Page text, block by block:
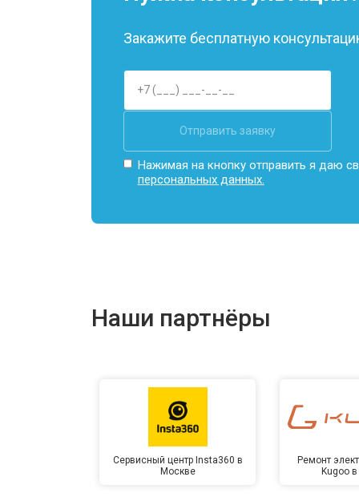
Замена Wi-Fi
Ремонт цепи питания
Замена USB порта
Замена микрофона
Прошивка BIOS
Закажите бесплатную
Отправить заявку
Нажимая на кнопку отправить я даю
персональных данных.
Наши партнёры
Сервисный центр Insta360 в
Москве
Ремонт
Kugoo